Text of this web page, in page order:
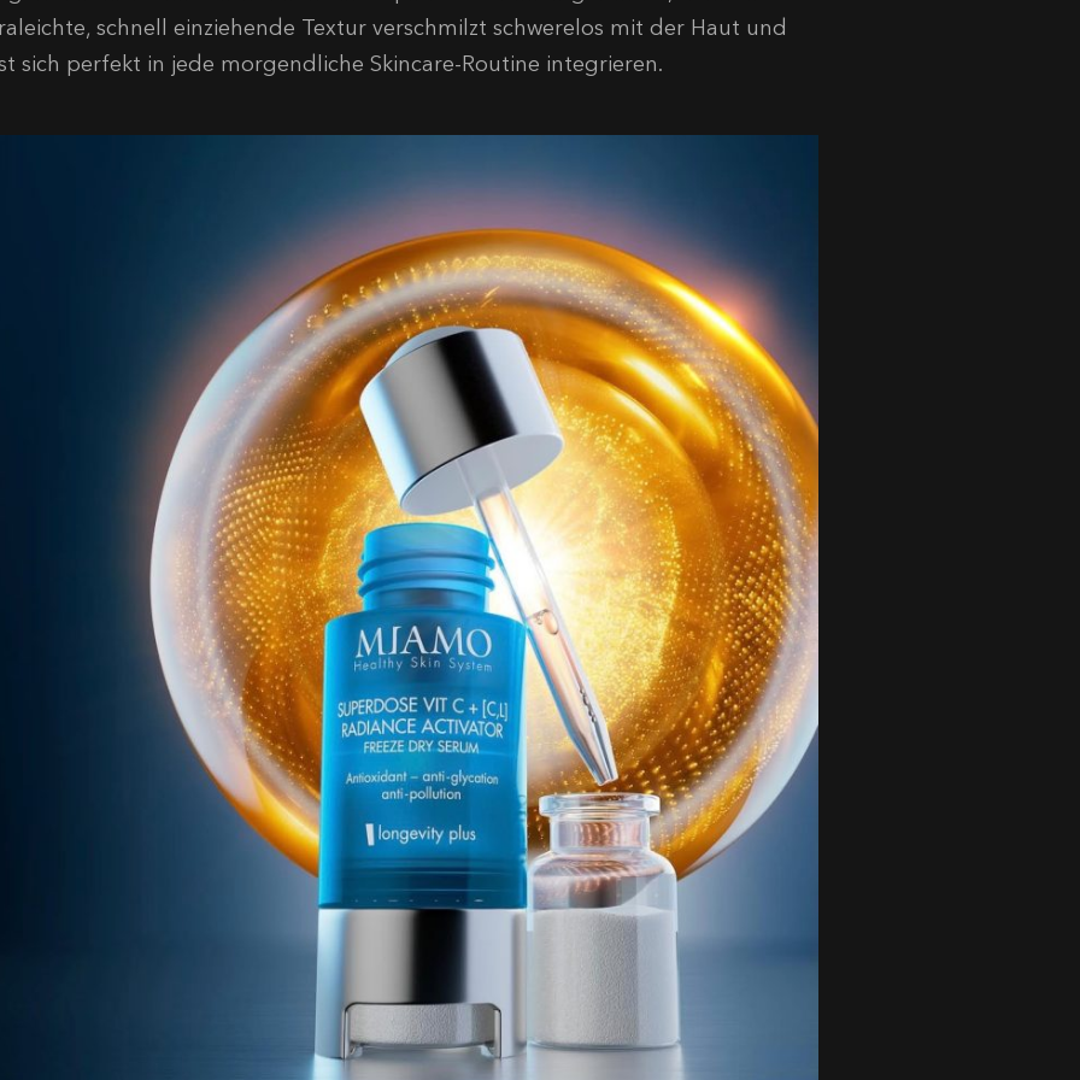
schnell einziehende Textur verschmilzt schwerelos mit der Haut und
sich perfekt in jede morgendliche Skincare-Routine integrieren.